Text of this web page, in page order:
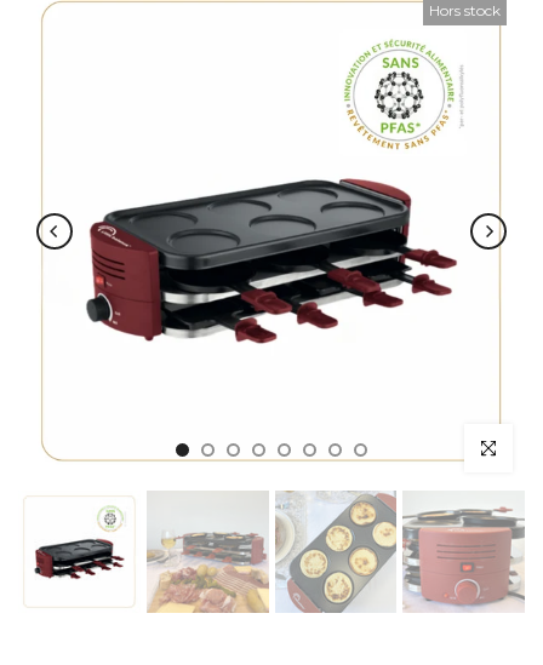
Hors stock